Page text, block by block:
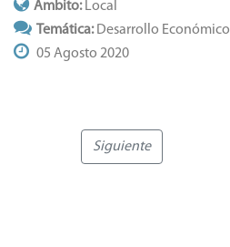
Ámbito: Local
Temática: Desarrollo Económico
05 Agosto 2020
Siguiente